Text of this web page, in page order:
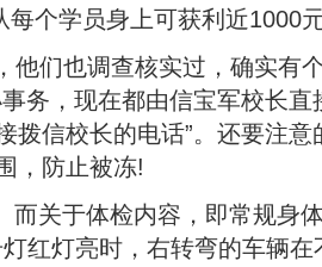
每个学员身上可获利近1000
他们也调查核实过，确实有
务，现在都由信宝军校长
拨信校长的电话”。还要注
，防止被冻!
而关于体检内容，即常规身
红灯亮时，右转弯的车辆